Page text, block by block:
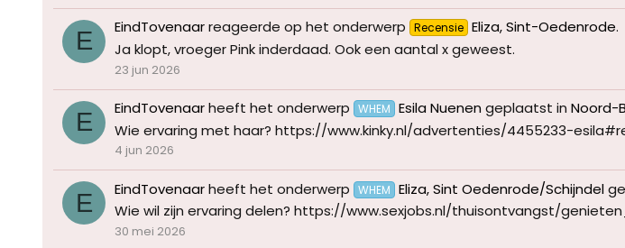
E EindTovenaarreageerde op het onderwerp Recensie Eliza, Sint-Oedenrode.
Ja klopt, vroeger Pink inderdaad. Ook een aantal x geweest.
23 jun 2026
E EindTovenaarheeft het onderwerp WHEM Esila Nuenen geplaatst inNoord-
Wie ervaring met haar? https://www.kinky.nl/advertenties/4455233-
4 jun 2026
E EindTovenaarheeft het onderwerp WHEM Eliza, Sint Oedenrode/Schijndel
Wie wil zijn ervaring delen? https://www.sexjobs.nl/thuisontvangst/
30 mei 2026